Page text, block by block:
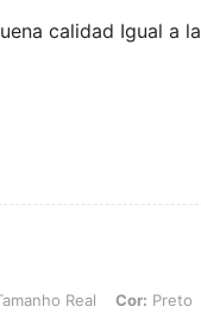
calidad Igual a
Real, Cor: Preto,
Real Cor: Preto